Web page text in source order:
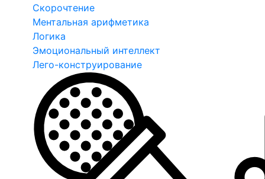
Скорочтение
Ментальная арифметика
Логика
Эмоциональный интеллект
Лего-конструирование